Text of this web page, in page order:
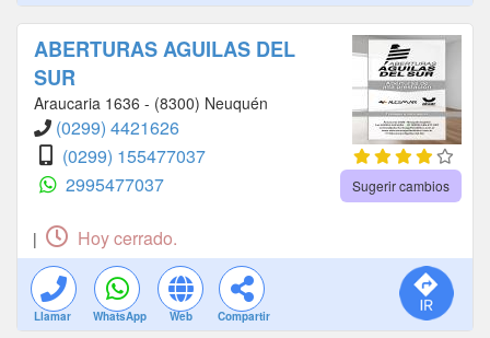
ABERTURAS AGUILAS DEL
SUR
Araucaria 1636 - (8300) Neuquén
(0299) 4421626
(0299) 155477037
2995477037
Sugerir cambios
| Hoy cerrado.
Llamar WhatsApp Web Compartir